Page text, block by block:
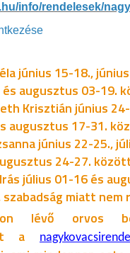
info/rendelesek/
június 15-18.,
és augusztus 03-19.
Krisztián június
augusztus 17-31.
június 22-25.,
24-27.
július 01-16 és
miatt nem
lévő orvos
a